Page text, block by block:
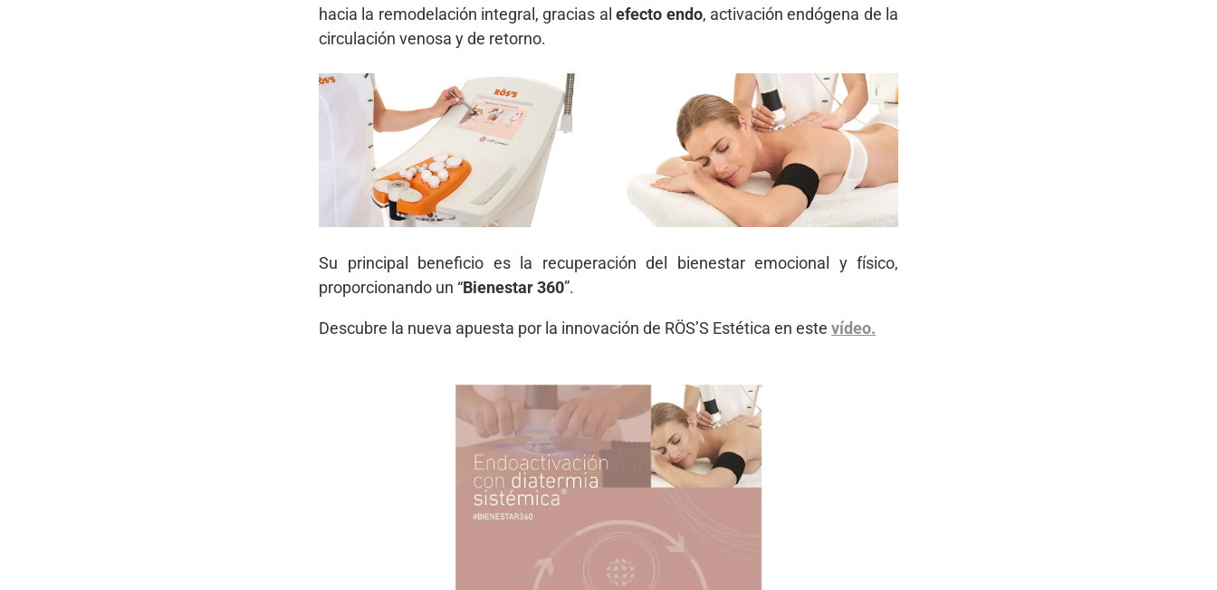
hacia la remodelación integral, gracias alefecto endo, activación endógena de la
circulación venosa y de retorno.
Su principal beneficio es la recuperación del bienestar emocional y físico,
proporcionando un “Bienestar 360”.
Descubre la nueva apuesta por la innovación de RÖS’S Estética en este vídeo.